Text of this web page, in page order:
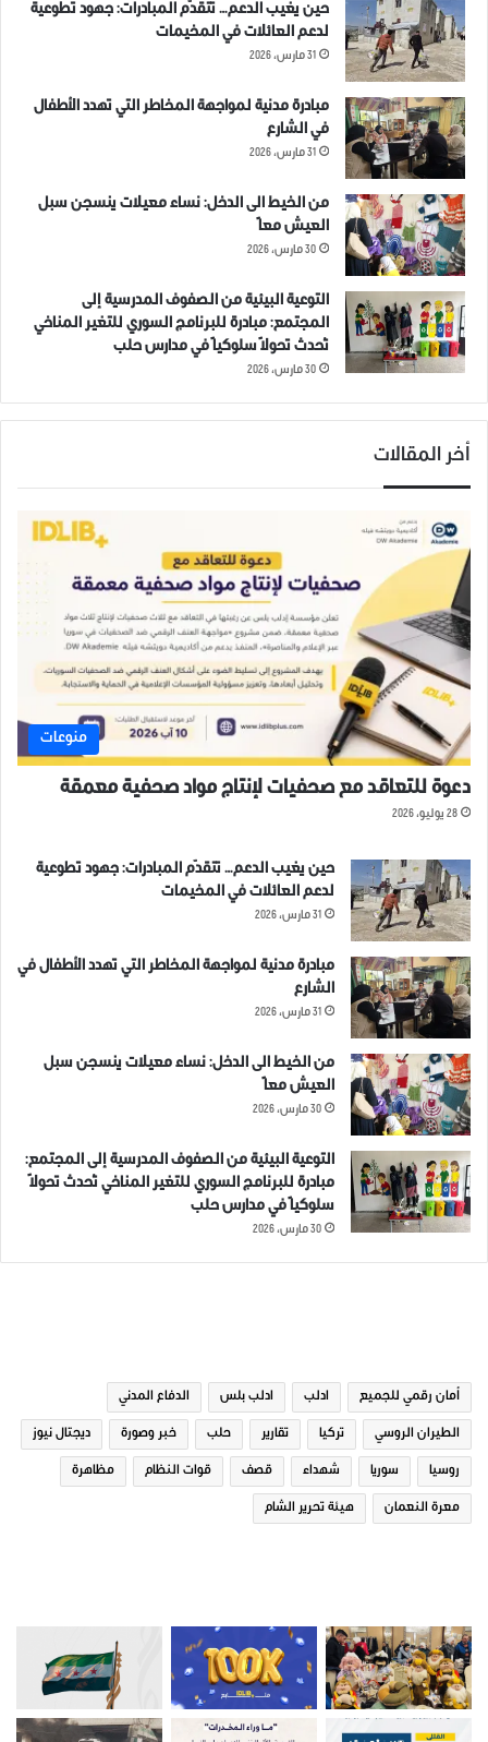
حين يغيب الدعم… تتقدّم المبادرات: جهود تطوعية
لدعم العائلات في المخيمات
31 مارس، 2026
مبادرة مدنية لمواجهة المخاطر التي تهدد الأطفال
في الشارع
31 مارس، 2026
من الخيط الى الدخل: نساء معيلات ينسجن سبل
العيش معاً
30 مارس، 2026
التوعية البيئية من الصفوف المدرسية إلى
المجتمع: مبادرة للبرنامج السوري للتغير المناخي
تُحدث تحولاً سلوكياً في مدارس حلب
30 مارس، 2026
أخر المقالات
منوعات
دعوة للتعاقد مع صحفيات لإنتاج مواد صحفية معمقة
28 يوليو، 2026
حين يغيب الدعم… تتقدّم المبادرات: جهود تطوعية
لدعم العائلات في المخيمات
31 مارس، 2026
مبادرة مدنية لمواجهة المخاطر التي تهدد الأطفال في
الشارع
31 مارس، 2026
من الخيط الى الدخل: نساء معيلات ينسجن سبل
العيش معاً
30 مارس، 2026
التوعية البيئية من الصفوف المدرسية إلى المجتمع:
مبادرة للبرنامج السوري للتغير المناخي تُحدث تحولاً
سلوكياً في مدارس حلب
30 مارس، 2026
أمان رقمي للجميع ادلب ادلب بلس الدفاع المدني
الطيران الروسي تركيا تقارير حلب خبر وصورة ديجتال نيوز
روسيا سوريا شهداء قصف قوات النظام مظاهرة
معرة النعمان هيئة تحرير الشام